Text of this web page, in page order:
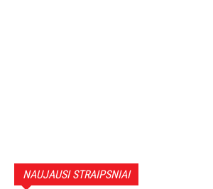
NAUJAUSI STRAIPSNIAI